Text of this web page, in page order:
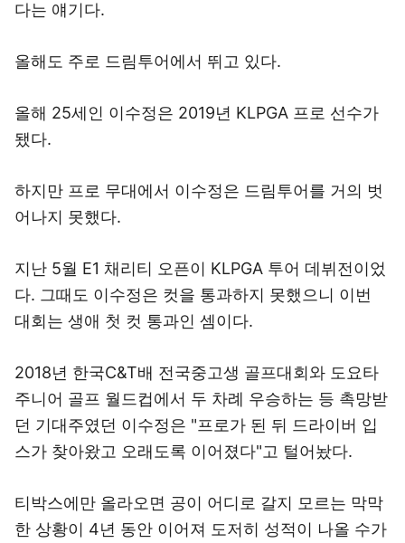
다는 얘기다.
올해도 주로 드림투어에서 뛰고 있다.
올해 25세인 이수정은 2019년 KLPGA 프로 선수가
됐다.
하지만 프로 무대에서 이수정은 드림투어를 거의 벗
어나지 못했다.
지난 5월 E1 채리티 오픈이 KLPGA 투어 데뷔전이었
다. 그때도 이수정은 컷을 통과하지 못했으니 이번
대회는 생애 첫 컷 통과인 셈이다.
2018년 한국C&T배 전국중고생 골프대회와 도요타
주니어 골프 월드컵에서 두 차례 우승하는 등 촉망받
던 기대주였던 이수정은 "프로가 된 뒤 드라이버 입
스가 찾아왔고 오래도록 이어졌다"고 털어놨다.
티박스에만 올라오면 공이 어디로 갈지 모르는 막막
한 상황이 4년 동안 이어져 도저히 성적이 나올 수가